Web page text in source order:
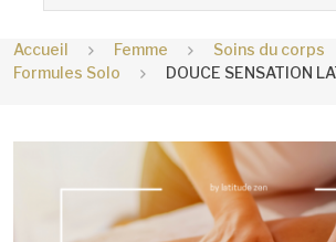
Accueil Femme
Soins du corps
Formules Solo
DOUCE SENSATION